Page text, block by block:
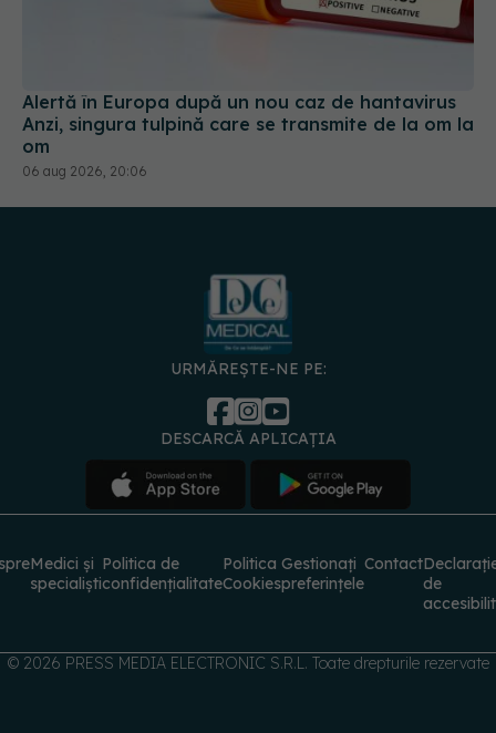
Alertă în Europa după un nou caz de hantavirus
Anzi, singura tulpină care se transmite de la om la
URMĂREȘTE-NE PE:
DESCARCĂ APLICAȚIA
Politica de
confidențialitate
Cookies
Gestionați
preferințele
© 2026 PRESS MEDIA ELECTRONIC S.R.L. Toate drepturile rezervate